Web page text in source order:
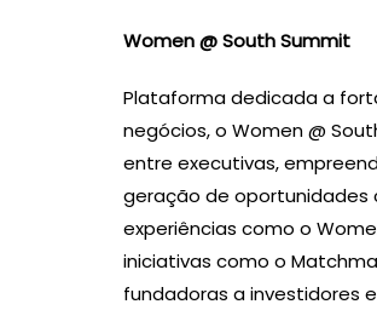
Women @ South Summit
Plataforma dedicada a
negócios, o Women @
entre executivas,
geração de oportunidades
experiências como o
iniciativas como o
fundadoras a investidores